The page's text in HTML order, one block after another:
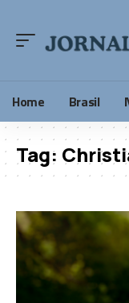
Home Brasil
Tag: